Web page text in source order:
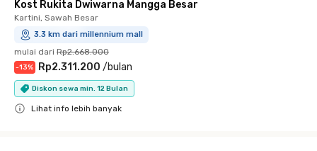
Kost Rukita Dwiwarna Mangga Besar
Kartini, Sawah Besar
3.3 km dari millennium mall
mulai dari Rp2.668.000
-13% Rp2.311.200 /bulan
Diskon sewa min. 12 Bulan
Lihat info lebih banyak